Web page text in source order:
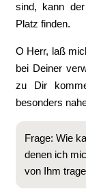
sind, kann
Platz finden.
O Herr, laß
bei Deiner
zu Dir
besonders
Frage: Wie
denen ich
von Ihm